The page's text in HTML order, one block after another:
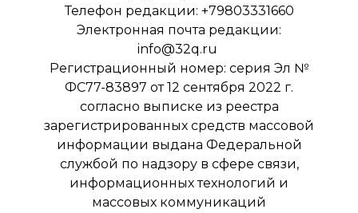
Телефон редакции: +79803331660
Электронная почта редакции:
info@32q.ru
Регистрационный номер: серия Эл №
ФС77-83897 от 12 сентября 2022 г.
согласно выписке из реестра
зарегистрированных средств массовой
информации выдана Федеральной
службой по надзору в сфере связи,
информационных технологий и
массовых коммуникаций